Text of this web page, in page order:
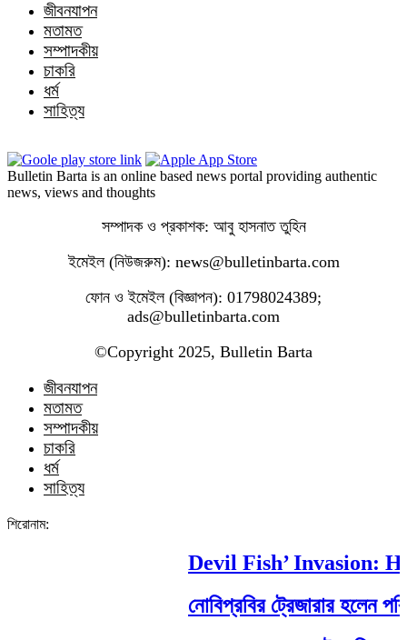
জীবনযাপন
মতামত
সম্পাদকীয়
চাকরি
ধর্ম
সাহিত্য
Bulletin Barta is an online based news portal providing authentic
news, views and thoughts
সম্পাদক ও প্রকাশক: আবু হাসনাত তুহিন
ইমেইল (নিউজরুম): news@bulletinbarta.com
ফোন ও ইমেইল (বিজ্ঞাপন): 01798024389;
ads@bulletinbarta.com
©️Copyright 2025, Bulletin Barta
জীবনযাপন
মতামত
সম্পাদকীয়
চাকরি
ধর্ম
সাহিত্য
শিরোনাম:
Devil Fish’ Invasion:
নোবিপ্রবির ট্রেজারার হলেন